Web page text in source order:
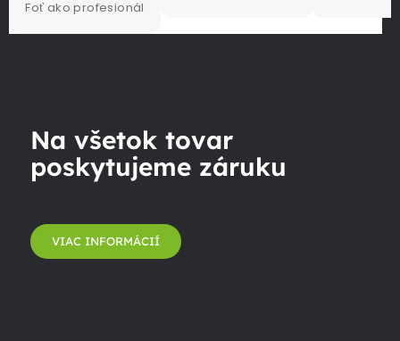
Foť ako profesionál
Na všetok tovar
poskytujeme záruku
VIAC INFORMÁCIÍ